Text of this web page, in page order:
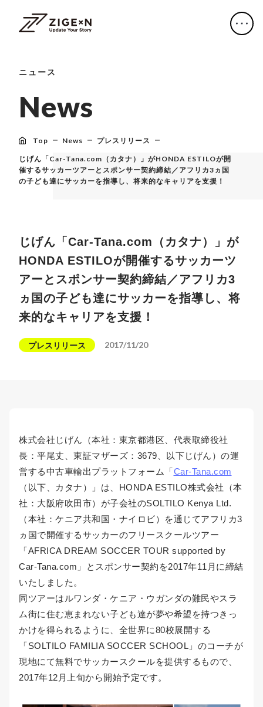
ニュース
News
Top News プレスリリース
じげん「Car-Tana.com（カタナ）」がHONDA ESTILOが開
催するサッカーツアーとスポンサー契約締結／アフリカ3ヵ国
の子ども達にサッカーを指導し、将来的なキャリアを支援！
じげん「Car-Tana.com（カタナ）」が
HONDA ESTILOが開催するサッカーツ
アーとスポンサー契約締結／アフリカ3
ヵ国の子ども達にサッカーを指導し、将
来的なキャリアを支援！
プレスリリース 2017/11/20
株式会社じげん（本社：東京都港区、代表取締役社
長：平尾丈、東証マザーズ：3679、以下じげん）の運
営する中古車輸出プラットフォーム「Car-Tana.com
（以下、カタナ）」は、HONDA ESTILO株式会社（本
社：大阪府吹田市）が子会社のSOLTILO Kenya Ltd.
（本社：ケニア共和国・ナイロビ）を通じてアフリカ3
ヵ国で開催するサッカーのフリースクールツアー
「AFRICA DREAM SOCCER TOUR supported by
Car-Tana.com」とスポンサー契約を2017年11月に締結
いたしました。
同ツアーはルワンダ・ケニア・ウガンダの難民やスラ
ム街に住む恵まれない子ども達が夢や希望を持つきっ
かけを得られるように、全世界に80校展開する
「SOLTILO FAMILIA SOCCER SCHOOL」のコーチが
現地にて無料でサッカースクールを提供するもので、
2017年12月上旬から開始予定です。